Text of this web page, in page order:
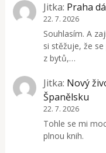
Jitka: Praha
22. 7. 2026
Souhlasím. A
si stěžuje, že
z bytů,…
Jitka: Nový
Španělsku
22. 7. 2026
Tohle se mi
plnou knih.